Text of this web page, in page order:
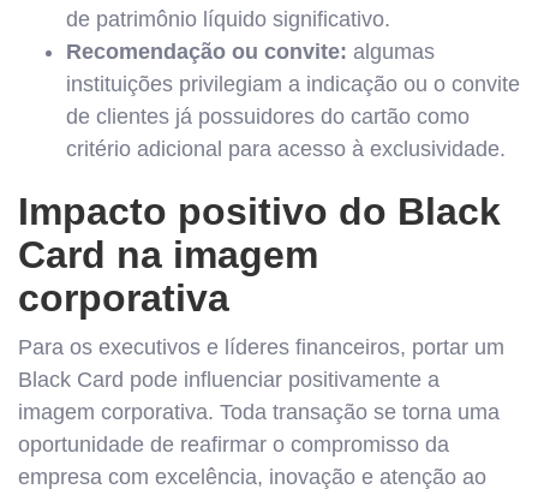
de patrimônio líquido significativo.
Recomendação ou convite: algumas
instituições privilegiam a indicação ou o convite
de clientes já possuidores do cartão como
critério adicional para acesso à exclusividade.
Impacto positivo do Black
Card na imagem
corporativa
Para os executivos e líderes financeiros, portar um
Black Card pode influenciar positivamente a
imagem corporativa. Toda transação se torna uma
oportunidade de reafirmar o compromisso da
empresa com excelência, inovação e atenção ao